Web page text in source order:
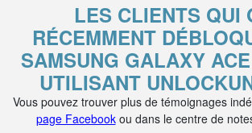
LES CLIENTS QUI
RÉCEMMENT
SAMSUNG GALAXY
UTILISANT
Vous pouvez trouver plus de témoignages
page Facebookou dans le centre de